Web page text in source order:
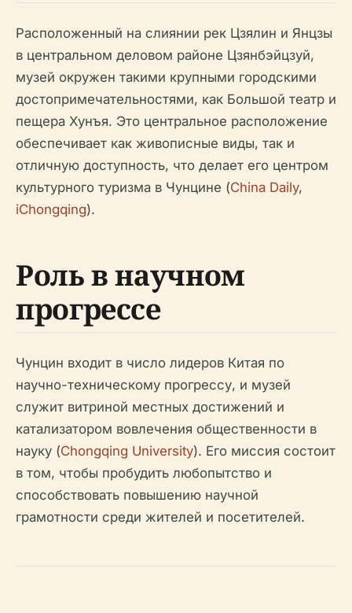
Расположенный на слиянии рек Цзялин и Янцзы
в центральном деловом районе Цзянбэйцзуй,
музей окружен такими крупными городскими
достопримечательностями, как Большой театр и
пещера Хунъя. Это центральное расположение
обеспечивает как живописные виды, так и
отличную доступность, что делает его центром
культурного туризма в Чунцине (China Daily,
iChongqing).
Роль в научном
прогрессе
Чунцин входит в число лидеров Китая по
научно-техническому прогрессу, и музей
служит витриной местных достижений и
катализатором вовлечения общественности в
науку (Chongqing University). Его миссия состоит
в том, чтобы пробудить любопытство и
способствовать повышению научной
грамотности среди жителей и посетителей.